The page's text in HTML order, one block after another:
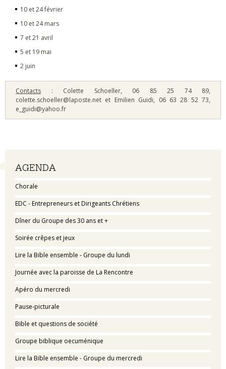
Navigation
AGENDA
Chorale
EDC - Entrepreneurs et Dirigeants Chrétiens
Dîner du Groupe des 30 ans et +
Soirée crêpes et jeux
Lire la Bible ensemble - Groupe du lundi
Journée avec la paroisse de La Rencontre
Apéro du mercredi
Pause-picturale
Bible et questions de société
Groupe biblique oecuménique
Lire la Bible ensemble - Groupe du mercredi
10 et 24 février
10 et 24 mars
7 et 21 avril
5 et 19 mai
2 juin
Contacts : Colette Schoeller, 06 85 25 74 89,
colette.schoeller@laposte.net et Emilien Guidi, 06 63 28 52 73,
e_guidi@yahoo.fr